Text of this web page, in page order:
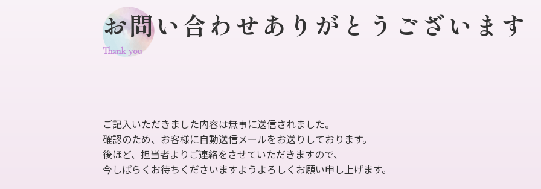
お問い合わせありがとうございます
Thank you
ご記入いただきました内容は無事に送信されました。
確認のため、お客様に自動送信メールをお送りしております。
後ほど、担当者よりご連絡をさせていただきますので、
今しばらくお待ちくださいますようよろしくお願い申し上げます。